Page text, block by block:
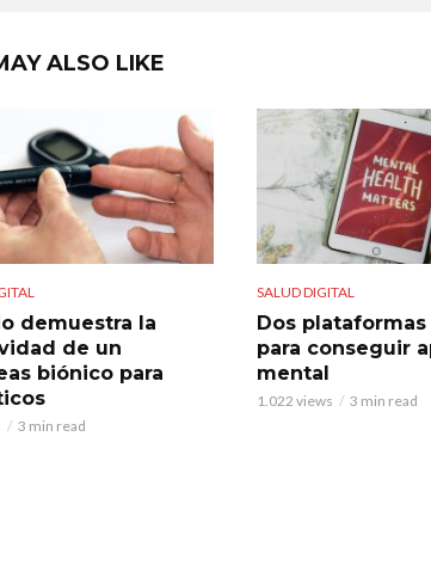
ALSO LIKE
demuestra la
de un
biónico para
3 min read
SALUD DIGITAL
Dos
para conseguir
mental
1.022 views 3 min read